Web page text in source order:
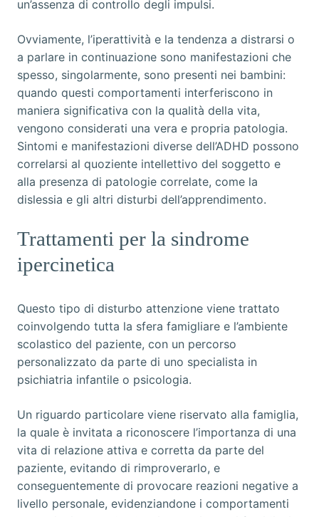
un’assenza di controllo degli impulsi.
Ovviamente, l’iperattività e la tendenza a distrarsi o
a parlare in continuazione sono manifestazioni che
spesso, singolarmente, sono presenti nei bambini:
quando questi comportamenti interferiscono in
maniera significativa con la qualità della vita,
vengono considerati una vera e propria patologia.
Sintomi e manifestazioni diverse dell’ADHD possono
correlarsi al quoziente intellettivo del soggetto e
alla presenza di patologie correlate, come la
dislessia e gli altri disturbi dell’apprendimento.
Trattamenti per la sindrome
ipercinetica
Questo tipo di disturbo attenzione viene trattato
coinvolgendo tutta la sfera famigliare e l’ambiente
scolastico del paziente, con un percorso
personalizzato da parte di uno specialista in
psichiatria infantile o psicologia.
Un riguardo particolare viene riservato alla famiglia,
la quale è invitata a riconoscere l’importanza di una
vita di relazione attiva e corretta da parte del
paziente, evitando di rimproverarlo, e
conseguentemente di provocare reazioni negative a
livello personale, evidenziandone i comportamenti